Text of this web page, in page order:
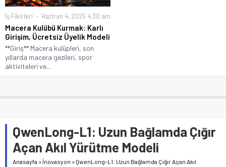
İş Fikirleri Haziran 4, 2025 4:30 am
Macera Kulübü Kurmak: Karlı
Girişim, Ücretsiz Üyelik Modeli
**Giriş** Macera kulüpleri, son
yıllarda macera gezileri, spor
aktiviteleri ve...
QwenLong-L1: Uzun Bağlamda Çığır
Açan Akıl Yürütme Modeli
Anasayfa » İnovasyon » QwenLong-L1: Uzun Bağlamda Çığır Açan Akıl